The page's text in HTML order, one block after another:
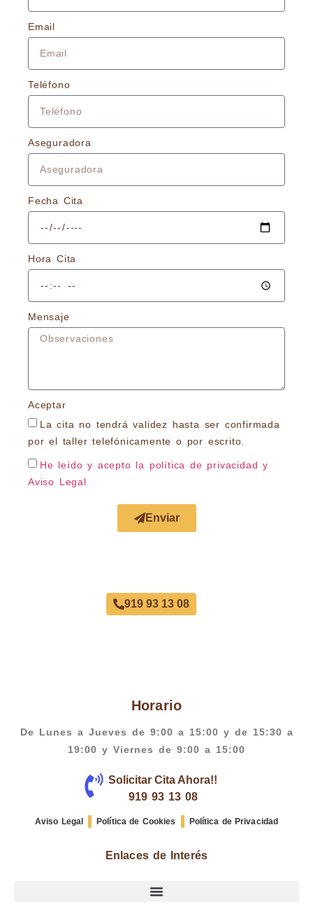
Email
Teléfono
Aseguradora
Fecha Cita
Hora Cita
Mensaje
Aceptar
La cita no tendrá validez hasta ser confirmada
por el taller telefónicamente o por escrito.
He leído y acepto la política de privacidad y
Aviso Legal
Enviar
919 93 13 08
Horario
De Lunes a Jueves de 9:00 a 15:00 y de 15:30 a
19:00 y Viernes de 9:00 a 15:00
Solicitar Cita Ahora!!
919 93 13 08
Aviso Legal Política de Cookies Política de Privacidad
Enlaces de Interés